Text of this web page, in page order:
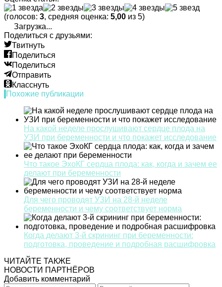
(голосов: 3, средняя оценка: 5,00 из 5)
Загрузка...
Поделиться с друзьями:
Твитнуть
Поделиться
Поделиться
Отправить
Класснуть
Похожие публикации
На какой неделе прослушивают сердце плода на
УЗИ при беременности и что покажет исследование
Что такое ЭхоКГ сердца плода: как, когда и зачем ее
делают при беременности
Для чего проводят УЗИ на 28-й неделе
беременности и чему соответствует норма
Когда делают 3-й скрининг при беременности:
подготовка, проведение и подробная расшифровка
ЧИТАЙТЕ ТАКЖЕ
НОВОСТИ ПАРТНЁРОВ
Добавить комментарий